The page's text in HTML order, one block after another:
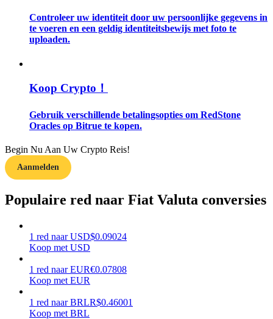
Leer hoe u winstgevend kunt blijven
Macht varkentje
Controleer uw identiteit door uw persoonlijke gegevens in
te voeren en een geldig identiteitsbewijs met foto te
uploaden.
Koop Crypto！
Gebruik verschillende betalingsopties om RedStone
Oracles op Bitrue te kopen.
Begin Nu Aan Uw Crypto Reis!
Aanmelden
Populaire red naar Fiat Valuta conversies
1 red naar USD$0.09024
Koop met USD
1 red naar EUR€0.07808
Koop met EUR
1 red naar BRLR$0.46001
Koop met BRL